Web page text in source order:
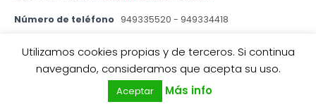
Número de teléfono 949335520 - 949334418
El CASAR
0
Utilizamos cookies propias y de terceros. Si continua
navegando, consideramos que acepta su uso.
Aceptar Más info